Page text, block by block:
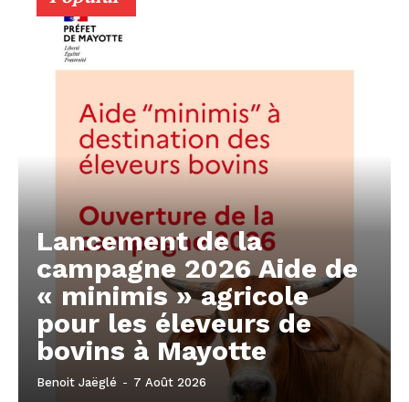
Lancement de la
campagne 2026 Aide de
« minimis » agricole
pour les éleveurs de
bovins à Mayotte
Benoit Jaëglé - 7 Août 2026